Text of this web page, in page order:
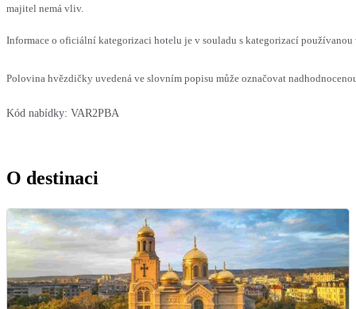
majitel nemá vliv.
Informace o oficiální kategorizaci hotelu je v souladu s kategorizací
Polovina hvězdičky uvedená ve slovním popisu může označovat
Kód nabídky: VAR2PBA
O destinaci